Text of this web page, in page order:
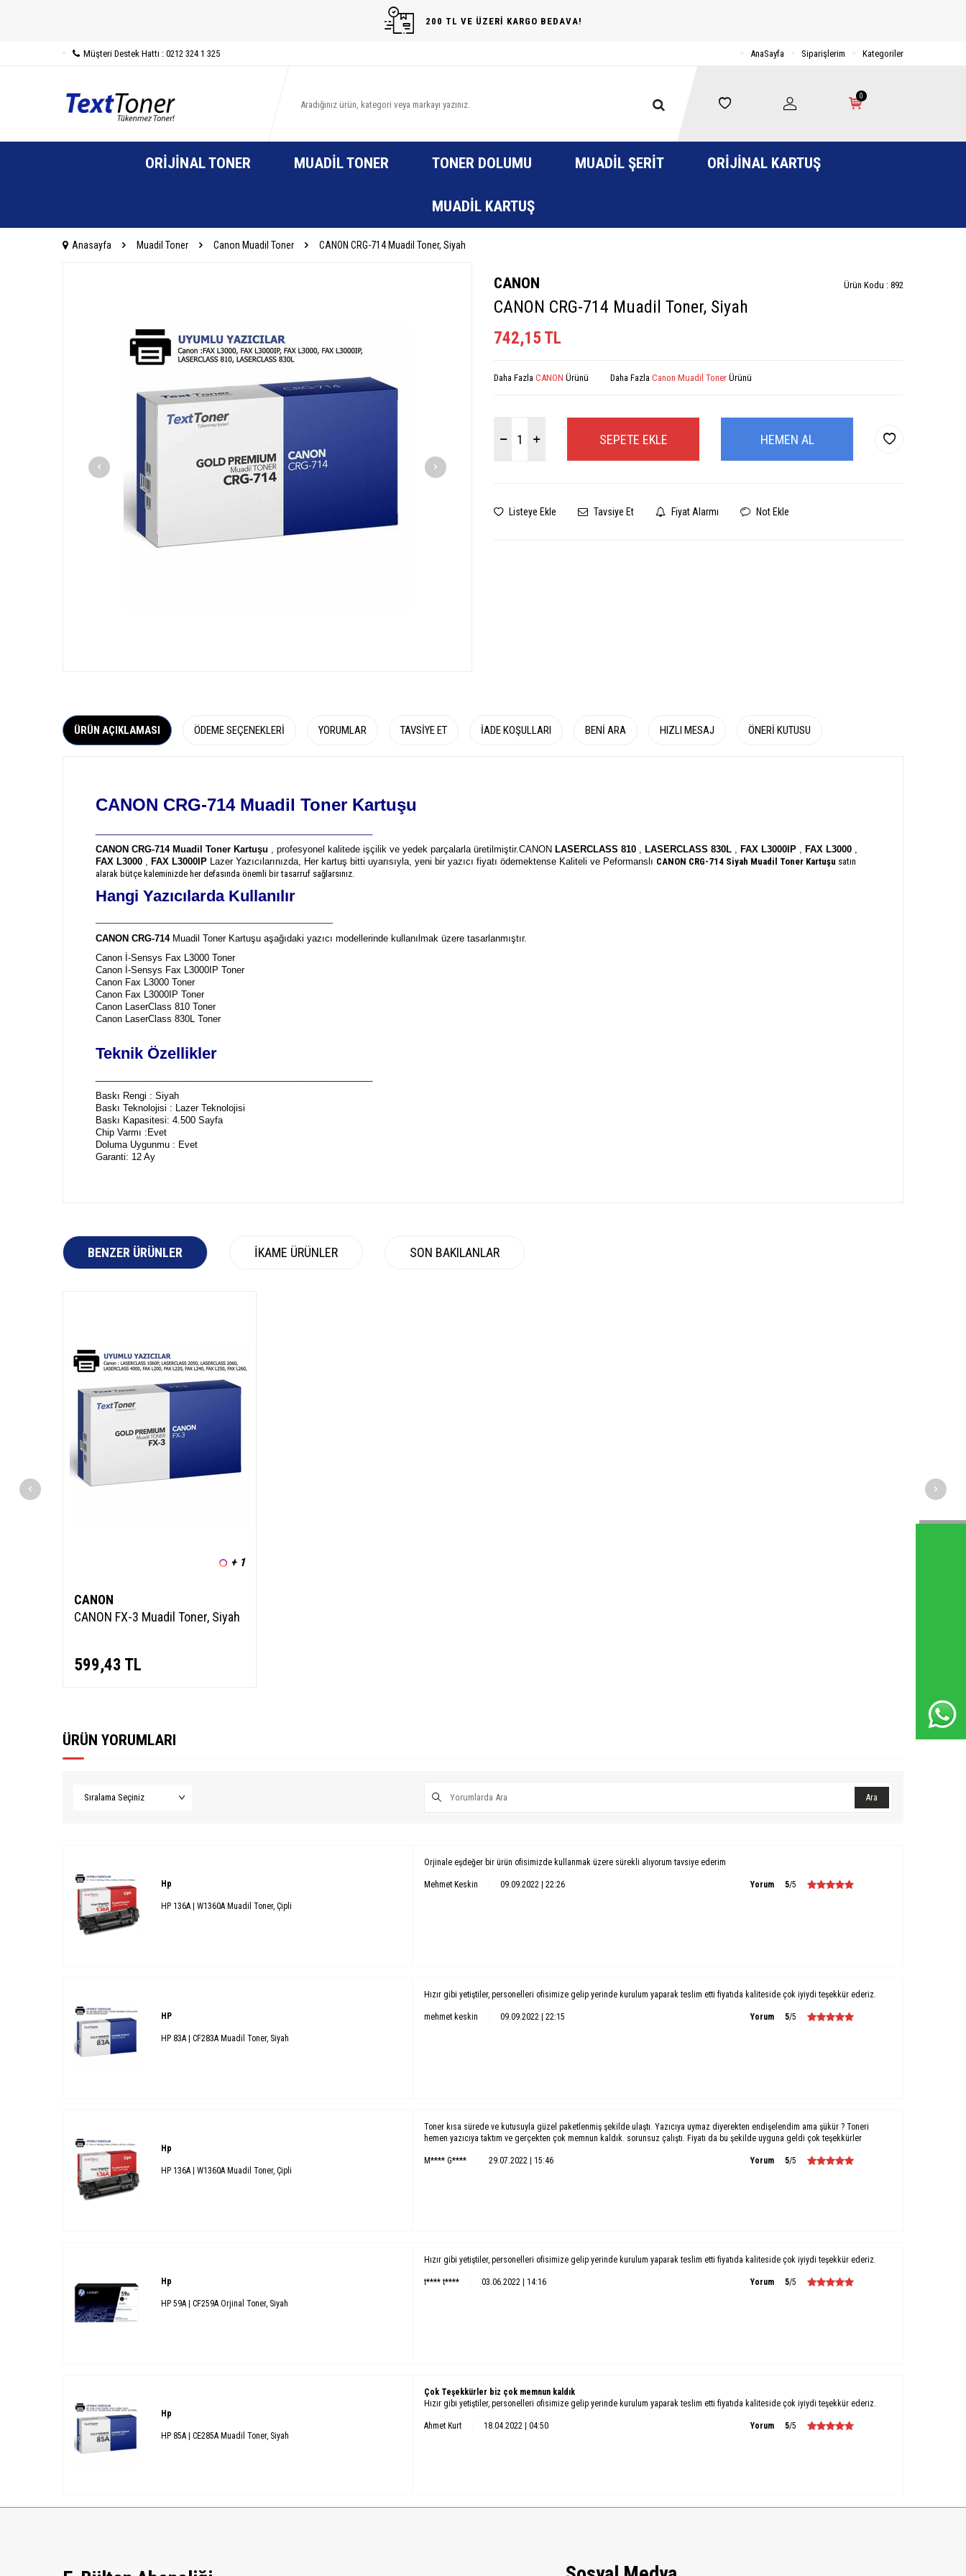
200 TL VE ÜZERİ KARGO BEDAVA!
Müşteri Destek Hattı : 0212 324 1 325 AnaSayfa Siparişlerim Kategoriler
0
ORIJINAL TONER MUADIL TONER TONER DOLUMU MUADIL ŞERIT ORIJINAL KARTUŞ
MUADIL KARTUŞ
Anasayfa Muadil Toner Canon Muadil Toner CANON CRG-714 Muadil Toner, Siyah
CANON Ürün Kodu : 892
CANON CRG-714 Muadil Toner, Siyah
742,15 TL
Daha Fazla CANON Ürünü Daha Fazla Canon Muadil Toner Ürünü
SEPETE EKLE HEMEN AL
Listeye Ekle Tavsiye Et Fiyat Alarmı Not Ekle
ÜRÜN AÇIKLAMASI ÖDEME SEÇENEKLERI YORUMLAR TAVSIYE ET İADE KOŞULLARI BENI ARA HIZLI MESAJ ÖNERI KUTUSU
CANON CRG-714 Muadil Toner Kartuşu
CANON CRG-714 Muadil Toner Kartuşu , profesyonel kalitede işçilik ve yedek parçalarla üretilmiştir.CANON LASERCLASS 810 , LASERCLASS 830L , FAX L3000IP , FAX L3000 ,
FAX L3000 , FAX L3000IP Lazer Yazıcılarınızda, Her kartuş bitti uyarısıyla, yeni bir yazıcı fiyatı ödemektense Kaliteli ve Peformanslı CANON CRG-714 Siyah Muadil Toner Kartuşu satın
alarak bütçe kaleminizde her defasında önemli bir tasarruf sağlarsınız.
Hangi Yazıcılarda Kullanılır
CANON CRG-714Muadil Toner Kartuşu aşağıdaki yazıcı modellerinde kullanılmak üzere tasarlanmıştır.
Canon İ-Sensys Fax L3000 Toner
Canon İ-Sensys Fax L3000IP Toner
Canon Fax L3000 Toner
Canon Fax L3000IP Toner
Canon LaserClass 810 Toner
Canon LaserClass 830L Toner
Teknik Özellikler
Baskı Rengi : Siyah
Baskı Teknolojisi : Lazer Teknolojisi
Baskı Kapasitesi: 4.500 Sayfa
Chip Varmı :Evet
Doluma Uygunmu : Evet
Garanti: 12 Ay
BENZER ÜRÜNLER İKAME ÜRÜNLER SON BAKILANLAR
+ 1
CANON
CANON FX-3 Muadil Toner, Siyah
599,43 TL
ÜRÜN YORUMLARI
Ara
Hp
HP 136A | W1360A Muadil Toner, Çipli
Orjinale eşdeğer bir ürün ofisimizde kullanmak üzere sürekli alıyorum tavsiye ederim
Mehmet Keskin 09.09.2022 | 22:26 Yorum 5/5
HP
HP 83A | CF283A Muadil Toner, Siyah
Hızır gibi yetiştiler, personelleri ofisimize gelip yerinde kurulum yaparak teslim etti fiyatıda kaliteside çok iyiydi teşekkür ederiz.
mehmet keskin 09.09.2022 | 22:15 Yorum 5/5
Hp
HP 136A | W1360A Muadil Toner, Çipli
Toner kısa sürede ve kutusuyla güzel paketlenmiş şekilde ulaştı. Yazıcıya uymaz diyerekten endişelendim ama şükür ? Toneri
hemen yazıcıya taktım ve gerçekten çok memnun kaldık. sorunsuz çalıştı. Fiyatı da bu şekilde uyguna geldi çok teşekkürler
M**** G**** 29.07.2022 | 15:46 Yorum 5/5
Hp
HP 59A | CF259A Orjinal Toner, Siyah
Hızır gibi yetiştiler, personelleri ofisimize gelip yerinde kurulum yaparak teslim etti fiyatıda kaliteside çok iyiydi teşekkür ederiz.
t**** t**** 03.06.2022 | 14:16 Yorum 5/5
Hp
HP 85A | CE285A Muadil Toner, Siyah
Çok Teşekkürler biz çok memnun kaldık
Hızır gibi yetiştiler, personelleri ofisimize gelip yerinde kurulum yaparak teslim etti fiyatıda kaliteside çok iyiydi teşekkür ederiz.
Ahmet Kurt 18.04.2022 | 04:50 Yorum 5/5